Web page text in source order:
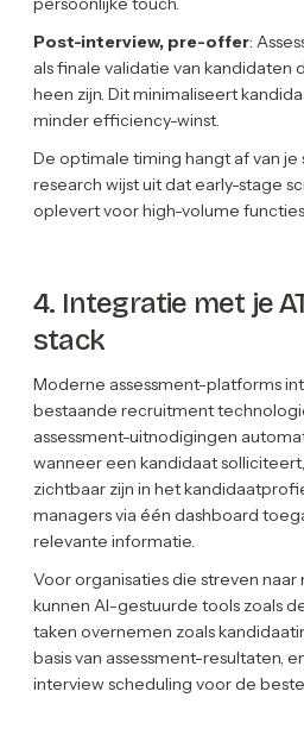
Post-interview, pre-offer:
als finale validatie van kandidaten
heen zijn. Dit minimaliseert
minder efficiency-winst.
De optimale timing hangt af van
research wijst uit dat early-stage
oplevert voor high-volume
4. Integratie met je
stack
Moderne assessment-platforms
bestaande recruitment
assessment-uitnodigingen
wanneer een kandidaat
zichtbaar zijn in het
managers via één dashboard
relevante informatie.
Voor organisaties die streven
kunnen AI-gestuurde tools zoals
taken overnemen zoals
basis van assessment-resultaten,
interview scheduling voor de